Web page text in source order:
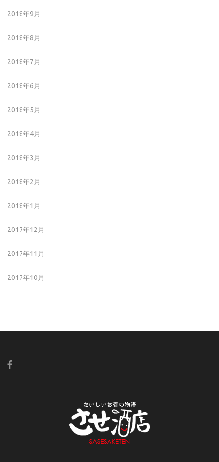
2018年9月
2018年8月
2018年7月
2018年6月
2018年5月
2018年4月
2018年3月
2018年2月
2018年1月
2017年12月
2017年11月
2017年10月